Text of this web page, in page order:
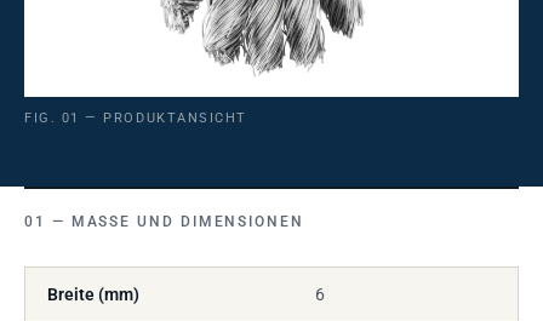
FIG. 01 — PRODUKTANSICHT
MASSE UND DIMENSIONEN
Breite (mm) 6